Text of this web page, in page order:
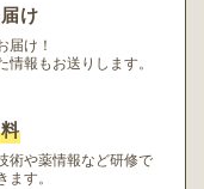
け
届け！
報もお送りします。
術や薬情報など研修で
す。